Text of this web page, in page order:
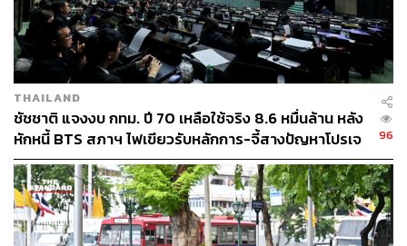
บนสัญญาณว่าไม่เกิน 30 กิโลเมตรต่อชั่วโมงหน้าโรง
พยาบาลและโรงเรียน 40 กิโลเมตรต่อชั่วโมงในชุมชน
ข้อสุดท้าย คุณหมอกระต่ายอาจจะไม่สูญเสียก็ได้ องค์การ
อนามัยโลกบอกว่า สำคัญที่สุดก็คือ Survive After Crash ลอง
คิดดูถ้าเราช่วยชีวิตในช่วงวินาทีนั้นได้ทัน เราจะเห็นเลยว่า
ในเมืองที่พัฒนาแล้ว นอกจากสัญญาณไฟจราจรที่มาตรฐาน
องค์การอนามัยโลกโดยผู้เชี่ยวชาญ จะเห็นปุ่ม SOS ทันที
ตรงนี้จะช่วยให้โรงพยาบาลที่ใกล้ที่สุด ไม่ใช่หน่วยกู้ภัย
ธรรมดาเข้าถึงตรงนั้น
THAILAND
ชัชชาติ แจงงบ กทม. ปี 70 เหลือใช้จริง 8.6 หมื่นล้าน หลัง
หักหนี้ BTS สภาฯ ไฟเขียวรับหลักการ-จี้สางปัญหาโปรเจ
กต์ล่าช้า
96